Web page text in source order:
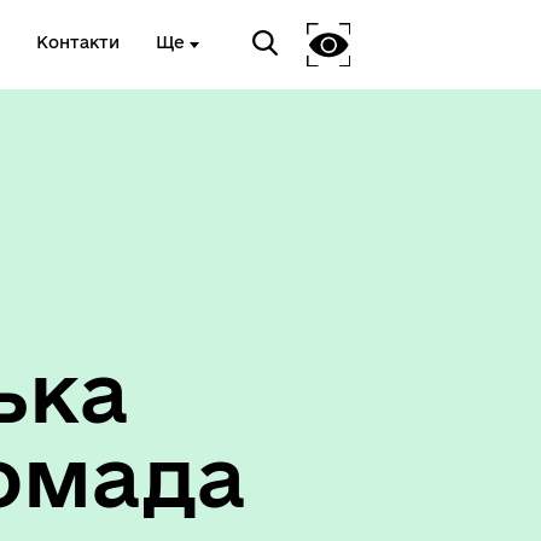
Контакти Ще